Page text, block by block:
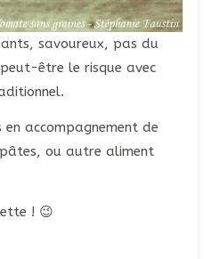
savoureux, pas du
être le risque avec
accompagnement de
ou autre aliment
! 😉